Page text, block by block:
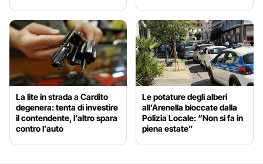
La lite in strada a Cardito
degenera: tenta di investire
il contendente, l’altro spara
contro l’auto
Le potature degli alberi
all’Arenella bloccate dalla
Polizia Locale: “Non si fa in
piena estate”